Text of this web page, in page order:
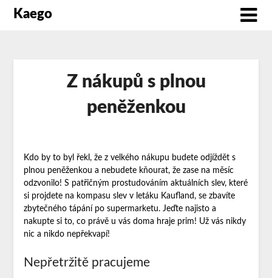
Kaego
Z nákupů s plnou
peněženkou
Kdo by to byl řekl, že z velkého nákupu budete odjíždět s
plnou peněženkou a nebudete kňourat, že zase na měsíc
odzvonilo! S patřičným prostudováním aktuálních slev, které
si projdete na kompasu slev v letáku Kaufland, se zbavíte
zbytečného tápání po supermarketu. Jeďte najisto a
nakupte si to, co právě u vás doma hraje prim! Už vás nikdy
nic a nikdo nepřekvapí!
Nepřetržitě pracujeme